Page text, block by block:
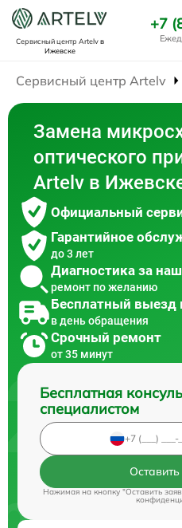
Сервисный центр Artelvв
Ижевске
+7
Сервисный центр Artelv
Замена
оптического
Artelv в
Официальный
Гарантийное
до 3 лет
Диагностика за
ремонт по желанию
Бесплатный выезд
в день обращения
Срочный ремонт
от 35 минут
Бесплатная
специалистом
Нажимая на кнопку "Оставить